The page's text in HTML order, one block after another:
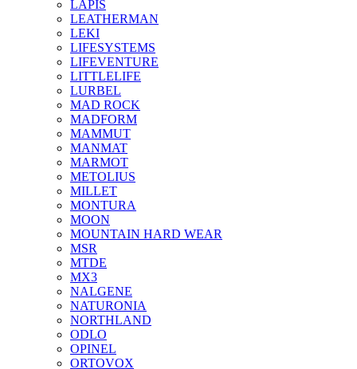
LAPIS
LEATHERMAN
LEKI
LIFESYSTEMS
LIFEVENTURE
LITTLELIFE
LURBEL
MAD ROCK
MADFORM
MAMMUT
MANMAT
MARMOT
METOLIUS
MILLET
MONTURA
MOON
MOUNTAIN HARD WEAR
MSR
MTDE
MX3
NALGENE
NATURONIA
NORTHLAND
ODLO
OPINEL
ORTOVOX